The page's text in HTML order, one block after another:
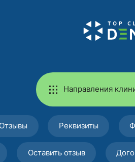
Направления
Отзывы Реквизиты
Оставить отзыв